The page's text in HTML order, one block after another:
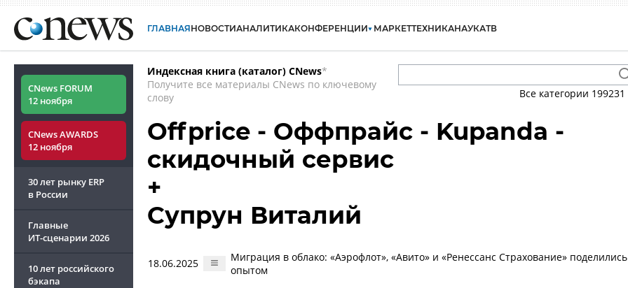
ГЛАВНАЯНОВОСТИАНАЛИТИКАКОНФЕРЕНЦИИ МАРКЕТТЕХНИКАНАУКАТВ
CNews FORUM
12 ноября
CNews AWARDS
12 ноября
30 лет рынку ERP
в России
Главные
ИТ-сценарии 2026
10 лет российского
бэкапа
Индексная книга (каталог) CNews*
Получите все материалы CNews по ключевому
слову
Все категории 199231
Offprice - Оффпрайс - Kupanda -
скидочный сервис
+
Супрун Виталий
18.06.2025
Миграция в облако: «Аэрофлот», «Авито» и «Ренессанс Страхование» поделились
опытом